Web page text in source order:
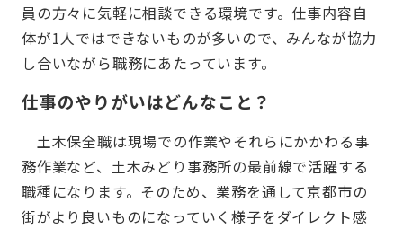
員の方々に気軽に相談できる環境です。仕事内容自
体が1人ではできないものが多いので、みんなが協力
し合いながら職務にあたっています。
仕事のやりがいはどんなこと？
土木保全職は現場での作業やそれらにかかわる事
務作業など、土木みどり事務所の最前線で活躍する
職種になります。そのため、業務を通して京都市の
街がより良いものになっていく様子をダイレクト感